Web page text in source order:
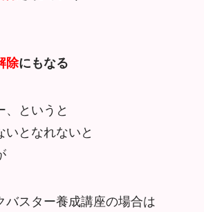
除にもなる
、というと
いとなれないと
バスター養成講座の場合は